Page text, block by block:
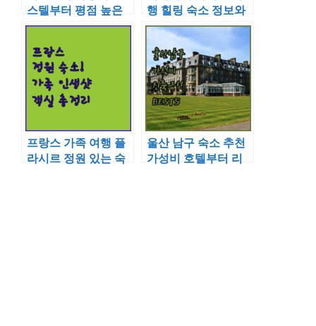
스텔부터 평점 높은
휴양지 호텔까지 정
행 힐링 숙소 정보와
호텔 안 온천 이용 에
티켓 가이드
프랑스 가족 여행 플
라시르 정원 있는 숙
울산 남구 숙소 추천
가성비 호텔부터 리